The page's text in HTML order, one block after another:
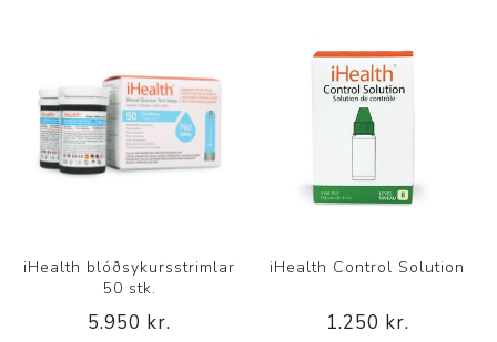
iHealth blóðsykursstrimlar
50 stk.
5.950 kr.
iHealth Control Solution
1.250 kr.